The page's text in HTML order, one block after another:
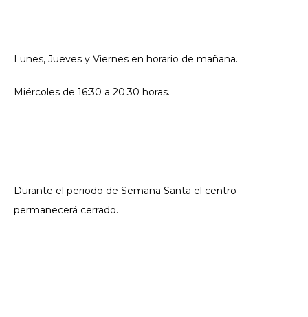
Lunes, Jueves y Viernes en horario de mañana.
Miércoles de 16:30 a 20:30 horas.
Durante el periodo de Semana Santa el centro
permanecerá cerrado.